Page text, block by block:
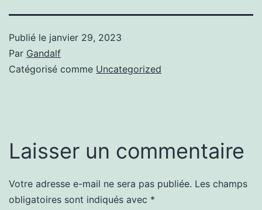
Publié le janvier 29, 2023
Par Gandalf
Catégorisé comme Uncategorized
Laisser un commentaire
Votre adresse e-mail ne sera pas publiée. Les champs
obligatoires sont indiqués avec *